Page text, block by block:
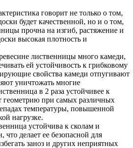
говорит не только о том,
будет качественной, но и о том,
прочна на изгиб, растяжение и
высокая плотность и
лиственницы много камеди,
ей устойчивость к грибковому
свойства камеди отпугивают
уничтожать многие
в 2 раза устойчивее к
геометрию при самых различных
температуры, повышенной
нагрузке.
устойчива к сколам и
делает ее безопасной для
заноз и других неприятных